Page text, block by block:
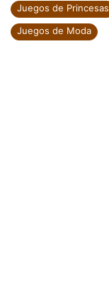
Juegos de Princesas
Juegos de Moda